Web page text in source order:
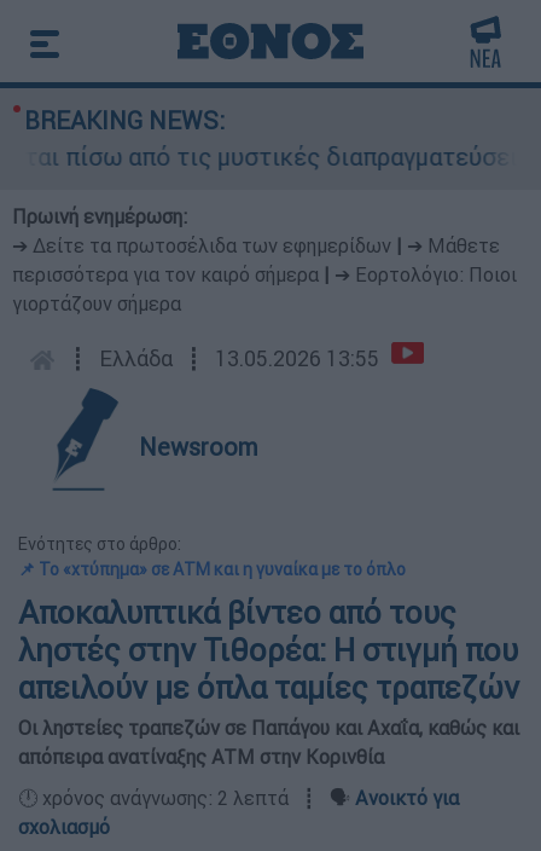
BREAKING NEWS:
από τις μυστικές διαπραγματεύσεις και
Πρωινή ενημέρωση:
➔ Δείτε τα πρωτοσέλιδα των εφημερίδων
➔ Μάθετε
περισσότερα για τον καιρό σήμερα
➔ Εορτολόγιο: Ποιοι
γιορτάζουν σήμερα
┋ Ελλάδα ┋ 13.05.2026 13:55
Newsroom
Ενότητες στο άρθρο:
📌 Το «χτύπημα» σε ΑΤΜ και η γυναίκα με το όπλο
Αποκαλυπτικά βίντεο από τους
ληστές στην Τιθορέα: Η στιγμή που
απειλούν με όπλα ταμίες τραπεζών
Οι ληστείες τραπεζών σε Παπάγου και Αχαΐα, καθώς και
απόπειρα ανατίναξης ATM στην Κορινθία
🕛 χρόνος ανάγνωσης: 2 λεπτά ┋ 🗣️ Ανοικτό για
σχολιασμό